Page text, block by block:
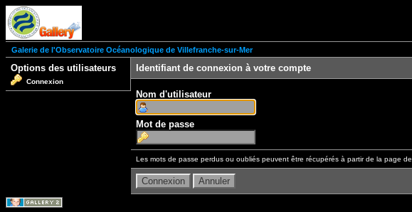
Galerie de l'Observatoire Océanologique de Villefranche-sur-Mer
Options des utilisateurs
Connexion
Identifiant de connexion à votre compte
Nom d'utilisateur
Mot de passe
Les mots de passe perdus ou oubliés peuvent être récupérés à partir de la page de